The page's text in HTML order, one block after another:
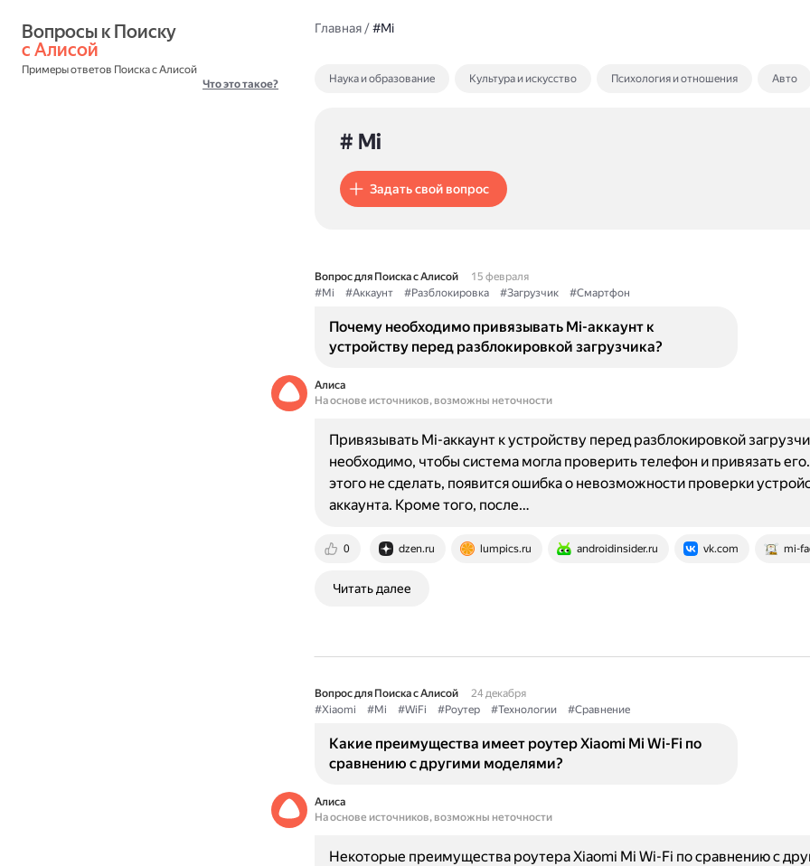
с Алисой
Примеры ответов Поиска с Алисой
Что это такое?
Главная/#Mi
Наука и образование Культура и искусство Психология и отношения Авто
# Mi
Задать свой вопрос
Вопрос для Поиска с Алисой
15 февраля
#Mi
#Аккаунт #Разблокировка #Загрузчик #Смартфон
Почему необходимо привязывать Mi-аккаунт к
устройству перед разблокировкой загрузчика?
Алиса
На основе источников, возможны неточности
0 dzen.ru lumpics.ru androidinsider.ru vk.com mi-
Привязывать Mi-аккаунт к устройству перед разблокировкой
необходимо, чтобы система могла проверить телефон и привязать
этого не сделать, появится ошибка о невозможности проверки
аккаунта. Кроме того, после…
Читать далее
Вопрос для Поиска с Алисой
24 декабря
#Xiaomi
#Mi #WiFi #Роутер #Технологии #Сравнение
Какие преимущества имеет роутер Xiaomi Mi Wi-Fi по
сравнению с другими моделями?
Алиса
На основе источников, возможны неточности
Некоторые преимущества роутера Xiaomi Mi Wi-Fi по сравнению с